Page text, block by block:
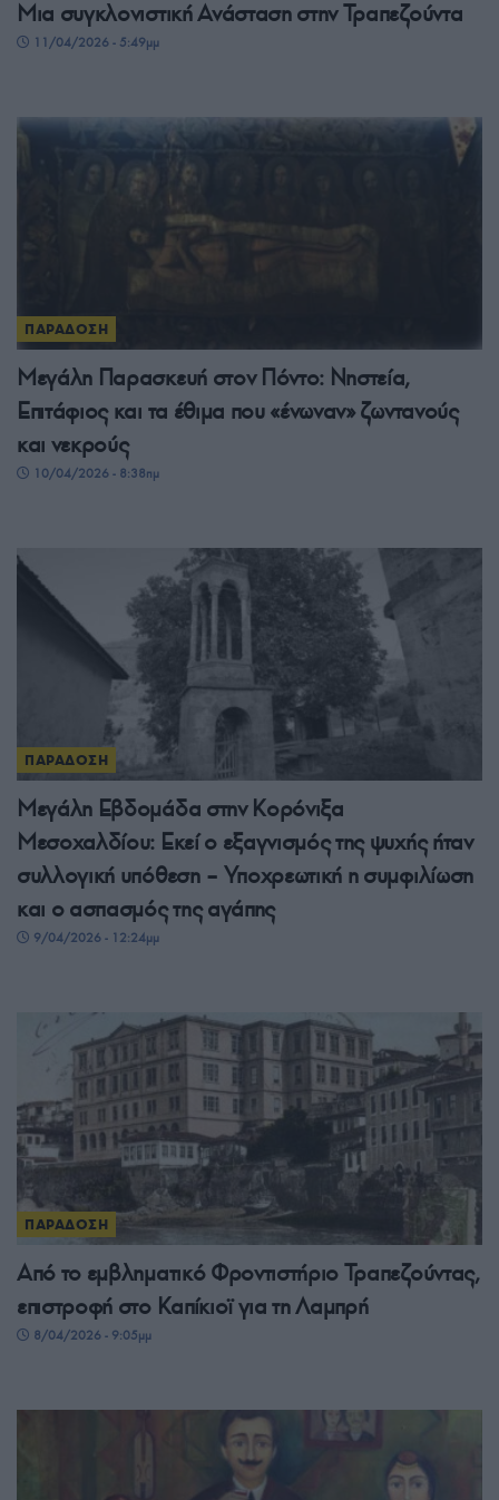
Μια συγκλονιστική Ανάσταση στην Τραπεζούντα
11/04/2026 - 5:49μμ
ΠΑΡΑΔΟΣΗ
Μεγάλη Παρασκευή στον Πόντο: Νηστεία,
Επιτάφιος και τα έθιμα που «ένωναν» ζωντανούς
και νεκρούς
10/04/2026 - 8:38πμ
ΠΑΡΑΔΟΣΗ
Μεγάλη Εβδομάδα στην Κορόνιξα
Μεσοχαλδίου: Εκεί ο εξαγνισμός της ψυχής ήταν
συλλογική υπόθεση – Υποχρεωτική η συμφιλίωση
και ο ασπασμός της αγάπης
9/04/2026 - 12:24μμ
ΠΑΡΑΔΟΣΗ
Από το εμβληματικό Φροντιστήριο Τραπεζούντας,
επιστροφή στο Καπίκιοϊ για τη Λαμπρή
8/04/2026 - 9:05μμ